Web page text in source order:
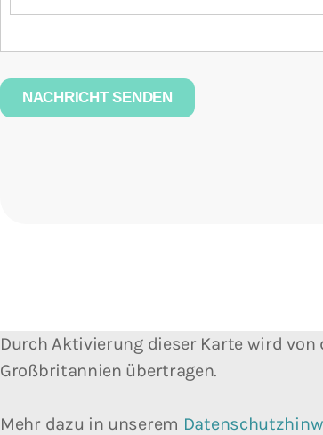
Durch Aktivierung dieser Karte wird
Großbritannien übertragen.
Mehr dazu in unserem